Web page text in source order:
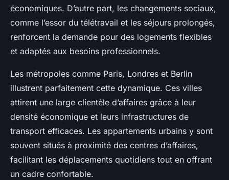
économiques. D’autre part, les changements sociaux,
comme l’essor du télétravail et les séjours prolongés,
renforcent la demande pour des logements flexibles
et adaptés aux besoins professionnels.
Les métropoles comme Paris, Londres et Berlin
illustrent parfaitement cette dynamique. Ces villes
attirent une large clientèle d’affaires grâce à leur
densité économique et leurs infrastructures de
transport efficaces. Les appartements urbains y sont
souvent situés à proximité des centres d’affaires,
facilitant les déplacements quotidiens tout en offrant
un cadre confortable.